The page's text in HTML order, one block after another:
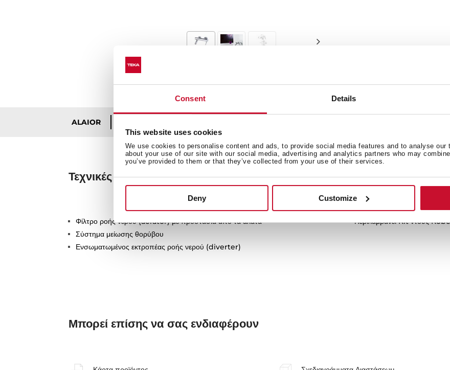
Consent Details
This website uses cookies
We use cookies to personalise content and ads, to provide social media features and to analyse
about your use of our site with our social media, advertising and analytics partners who may
you’ve provided to them or that they’ve collected from your use of their services.
Deny Customize
ALAIOR
Τεχνικές λεπτομέρειες
Φίλτρο ροής νερού (aerator) με προστασία από τα άλατα
Σύστημα μείωσης θορύβου
Ενσωματωμένος εκτροπέας ροής νερού (diverter)
Περιλαμβάνει Kit ντους Kobe
Μπορεί επίσης να σας ενδιαφέρουν